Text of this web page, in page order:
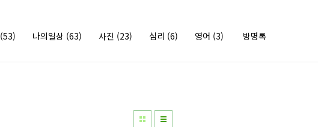
(53) 나의일상 (63) 사진 (23) 심리 (6) 영어 (3) 방명록